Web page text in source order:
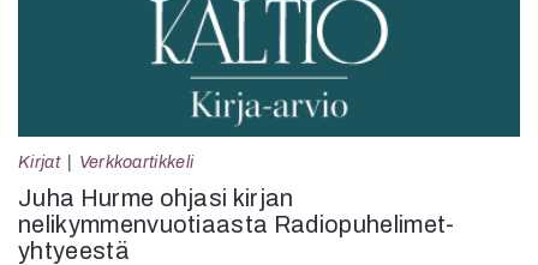
Kirjat Verkkoartikkeli
Juha Hurme ohjasi kirjan
nelikymmenvuotiaasta Radiopuhelimet-
yhtyeestä